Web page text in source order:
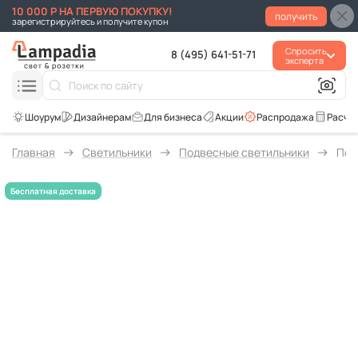
10 000 Р НА ПЕРВУЮ ПОКУПКУ!
зарегистрируйтесь и получите купон получить
8 (495) 641-51-71
Спросить
эксперта
Распродажа
Акции
Для бизнеса
Главная Светильники Подвесные светильники